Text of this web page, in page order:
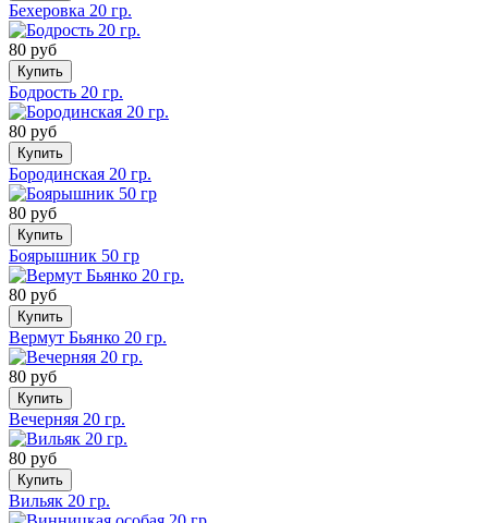
Бехеровка 20 гр.
80 руб
Купить
Бодрость 20 гр.
80 руб
Купить
Бородинская 20 гр.
80 руб
Купить
Боярышник 50 гр
80 руб
Купить
Вермут Бьянко 20 гр.
80 руб
Купить
Вечерняя 20 гр.
80 руб
Купить
Вильяк 20 гр.